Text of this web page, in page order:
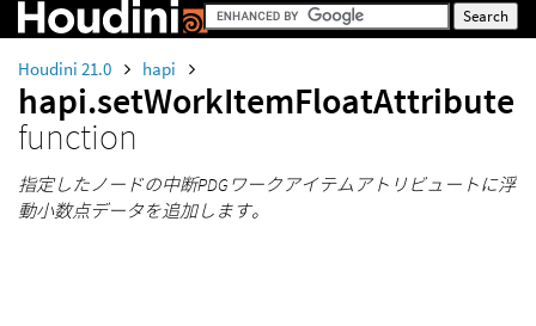
Houdini 21.0 hapi
hapi.setWorkItemFloatAttribute
function
指定したノードの中断PDGワークアイテムアトリビュートに浮
動小数点データを追加します。